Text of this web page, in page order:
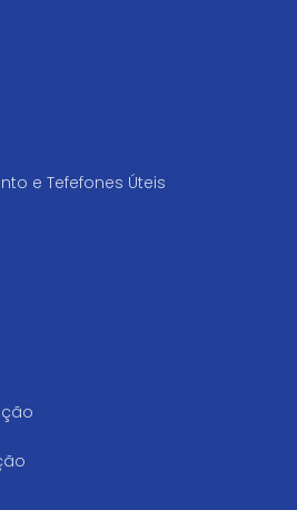
e Tefefones Úteis